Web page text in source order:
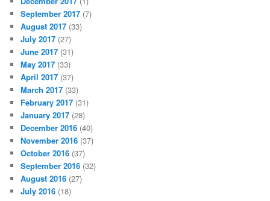
September 2017 (7)
August 2017 (33)
July 2017 (27)
June 2017 (31)
May 2017 (33)
April 2017 (37)
March 2017 (33)
February 2017 (31)
January 2017 (28)
December 2016 (40)
November 2016 (37)
October 2016 (37)
September 2016 (32)
August 2016 (27)
July 2016 (18)